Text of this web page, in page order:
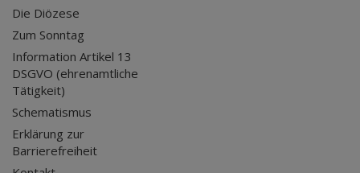
Die Diözese
Zum Sonntag
Information Artikel 13
DSGVO (ehrenamtliche
Tätigkeit)
Schematismus
Erklärung zur
Barrierefreiheit